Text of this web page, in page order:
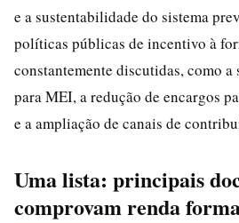
e a sustentabilidade do sistema
políticas públicas de incentivo à
constantemente discutidas, como
para MEI, a redução de encargos
e a ampliação de canais de
Uma lista: principais
comprovam renda